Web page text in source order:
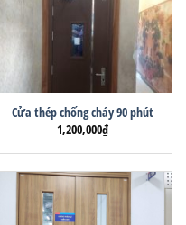
Cửa thép chống cháy 90 phút
1,200,000₫